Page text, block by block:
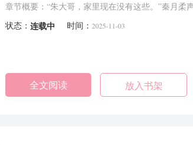
章节概要：“朱大哥，家里现在没有这些。”秦月
起。……...
状态： 连载中 时间： 2025-11-03
全文阅读 放入书架